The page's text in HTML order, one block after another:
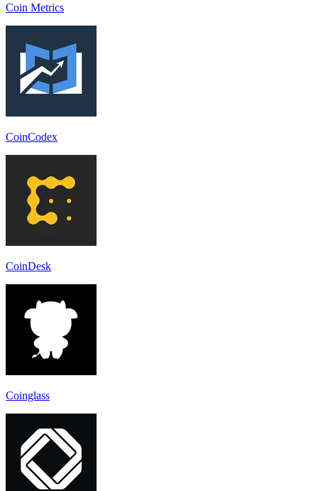
Coin Metrics
CoinCodex
CoinDesk
Coinglass